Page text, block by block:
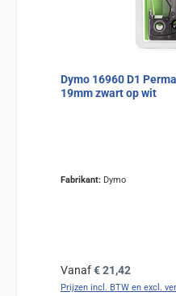
Dymo 16960 D1
19mm zwart op wit
Fabrikant: Dymo
Normale prijs:
Vanaf€ 21,42
Prijzen incl. BTW en excl.